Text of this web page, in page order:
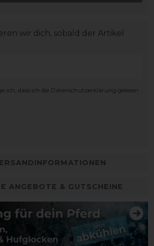
wir dich, sobald der Artikel
ich, dass ich die Daten­schutz­erklärung gelesen
ANGEBOTE & GUTSCHEINE